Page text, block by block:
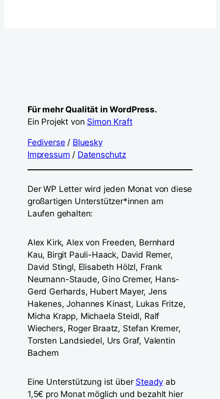
Für mehr Qualität in WordPress.
Ein Projekt von Simon Kraft
Fediverse / Bluesky
Impressum / Datenschutz
Der WP Letter wird jeden Monat von diese
großartigen Unterstützer*innen am
Laufen gehalten:
Alex Kirk, Alex von Freeden, Bernhard
Kau, Birgit Pauli-Haack, David Remer,
David Stingl, Elisabeth Hölzl, Frank
Neumann-Staude, Gino Cremer, Hans-
Gerd Gerhards, Hubert Mayer, Jens
Hakenes, Johannes Kinast, Lukas Fritze,
Micha Krapp, Michaela Steidl, Ralf
Wiechers, Roger Braatz, Stefan Kremer,
Torsten Landsiedel, Urs Graf, Valentin
Bachem
Eine Unterstützung ist über Steady ab
1,5€ pro Monat möglich und bezahlt hier